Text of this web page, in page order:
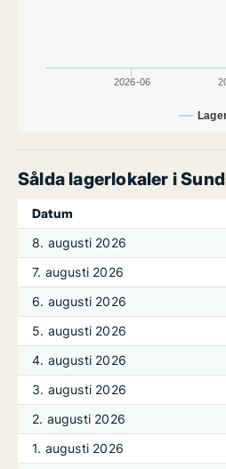
2026-06
Sålda lagerlokaler i
Datum
8. augusti 2026
7. augusti 2026
6. augusti 2026
5. augusti 2026
4. augusti 2026
3. augusti 2026
2. augusti 2026
1. augusti 2026